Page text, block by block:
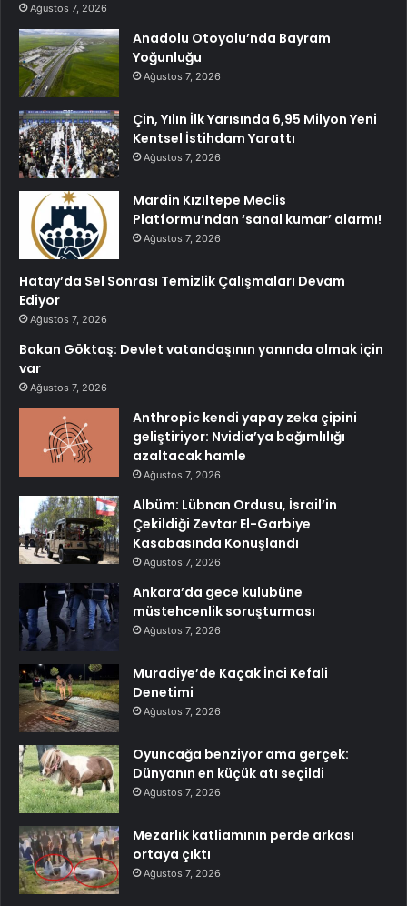
Ağustos 7, 2026
Anadolu Otoyolu’nda Bayram
Yoğunluğu
Ağustos 7, 2026
Çin, Yılın İlk Yarısında 6,95 Milyon Yeni
Kentsel İstihdam Yarattı
Ağustos 7, 2026
Mardin Kızıltepe Meclis
Platformu’ndan ‘sanal kumar’ alarmı!
Ağustos 7, 2026
Hatay’da Sel Sonrası Temizlik Çalışmaları Devam
Ediyor
Ağustos 7, 2026
Bakan Göktaş: Devlet vatandaşının yanında olmak için
var
Ağustos 7, 2026
Anthropic kendi yapay zeka çipini
geliştiriyor: Nvidia’ya bağımlılığı
azaltacak hamle
Ağustos 7, 2026
Albüm: Lübnan Ordusu, İsrail’in
Çekildiği Zevtar El-Garbiye
Kasabasında Konuşlandı
Ağustos 7, 2026
Ankara’da gece kulubüne
müstehcenlik soruşturması
Ağustos 7, 2026
Muradiye’de Kaçak İnci Kefali
Denetimi
Ağustos 7, 2026
Oyuncağa benziyor ama gerçek:
Dünyanın en küçük atı seçildi
Ağustos 7, 2026
Mezarlık katliamının perde arkası
ortaya çıktı
Ağustos 7, 2026